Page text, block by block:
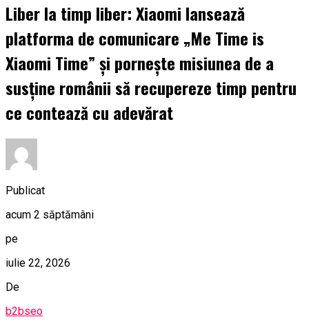
Liber la timp liber: Xiaomi lansează
platforma de comunicare „Me Time is
Xiaomi Time” și pornește misiunea de a
susține românii să recupereze timp pentru
ce contează cu adevărat
Publicat
acum 2 săptămâni
pe
iulie 22, 2026
De
b2bseo